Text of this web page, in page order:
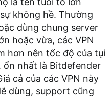
không hề. Thường
dùng chung server
hoặc vừa, các VPN
hơn nên tốc độ của tụi
nhất là Bitdefender
cả của các VPN này
dùng, support cũng